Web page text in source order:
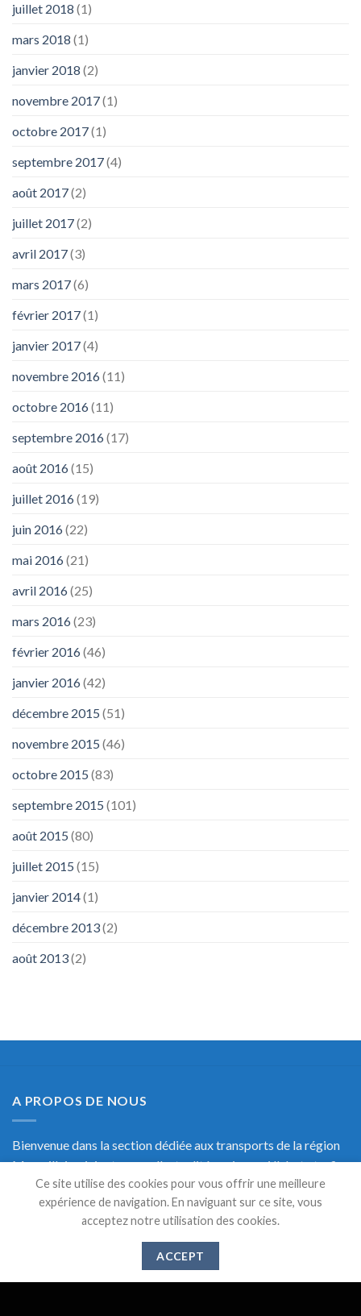
juillet 2018 (1)
mars 2018 (1)
janvier 2018 (2)
novembre 2017(1)
octobre 2017(1)
septembre 2017(4)
août 2017(2)
juillet 2017(2)
avril 2017(3)
mars 2017(6)
février 2017(1)
janvier 2017(4)
novembre 2016(11)
octobre 2016(11)
septembre 2016(17)
août 2016(15)
juillet 2016(19)
juin 2016(22)
mai 2016(21)
avril 2016(25)
mars 2016(23)
février 2016(46)
janvier 2016(42)
décembre 2015 (51)
novembre 2015 (46)
octobre 2015 (83)
septembre 2015 (101)
août 2015 (80)
juillet 2015 (15)
janvier 2014(1)
décembre 2013(2)
août 2013(2)
A PROPOS DE NOUS
Bienvenue dans la section dédiée aux transports de la région
Marseillaise, ici retrouvez l'actualité, mais aussi l'alerte trafic
en temps réel et une documentation précise sur les transports
de Marseille.
Ce site utilise des cookies pour vous offrir une meilleure
expérience de navigation. En naviguant sur ce site, vous
acceptez notre utilisation des cookies.
ACCEPT